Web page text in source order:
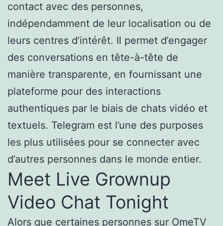
contact avec des personnes,
indépendamment de leur localisation ou de
leurs centres d’intérêt. Il permet d’engager
des conversations en tête-à-tête de
manière transparente, en fournissant une
plateforme pour des interactions
authentiques par le biais de chats vidéo et
textuels. Telegram est l’une des purposes
les plus utilisées pour se connecter avec
d’autres personnes dans le monde entier.
Meet Live Grownup
Video Chat Tonight
Alors que certaines personnes sur OmeTV